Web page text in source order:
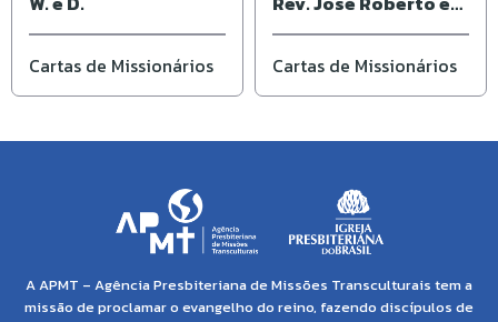
Cartas de Missionários
Ivone
Cartas de Missionários
A APMT – Agência Presbiteriana de Missões Transculturais tem a
missão de proclamar o evangelho do reino, fazendo discípulos de